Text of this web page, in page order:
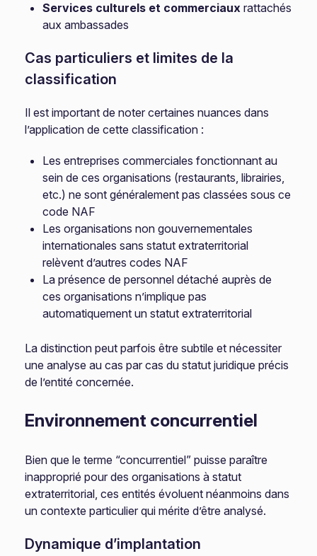
Services culturels et commerciaux rattachés
aux ambassades
Cas particuliers et limites de la
classification
Il est important de noter certaines nuances dans
l’application de cette classification :
Les entreprises commerciales fonctionnant au
sein de ces organisations (restaurants, librairies,
etc.) ne sont généralement pas classées sous ce
code NAF
Les organisations non gouvernementales
internationales sans statut extraterritorial
relèvent d’autres codes NAF
La présence de personnel détaché auprès de
ces organisations n’implique pas
automatiquement un statut extraterritorial
La distinction peut parfois être subtile et nécessiter
une analyse au cas par cas du statut juridique précis
de l’entité concernée.
Environnement concurrentiel
Bien que le terme “concurrentiel” puisse paraître
inapproprié pour des organisations à statut
extraterritorial, ces entités évoluent néanmoins dans
un contexte particulier qui mérite d’être analysé.
Dynamique d’implantation